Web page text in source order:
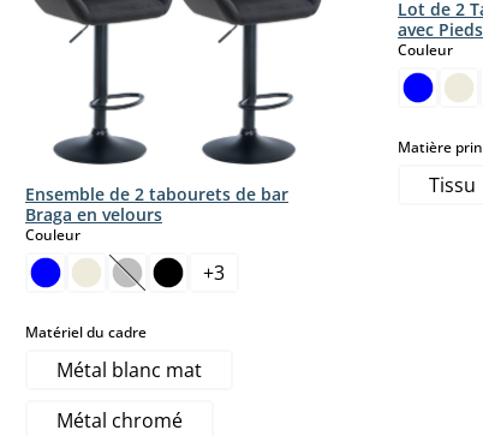
Ensemble de 2 tabourets de bar
Braga en velours
Couleurselect
(Cette option n'est pas disponible pour le
+3
Matériel du cadreselect
Métal blanc mat
Métal chromé
Lot de 2
avec
Couleur
Matière
Tissu